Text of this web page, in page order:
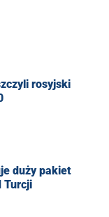
rosyjski
duży pakiet
Turcji